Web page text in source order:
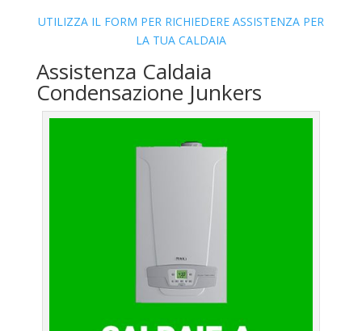
UTILIZZA IL FORM PER RICHIEDERE ASSISTENZA PER
LA TUA CALDAIA
Assistenza Caldaia
Condensazione Junkers